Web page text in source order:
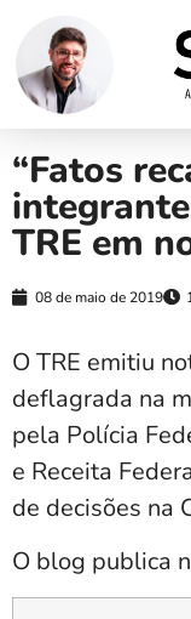
“Fatos
TRE em
08 de maio de 2019
O TRE emitiu
deflagrada na
pela Polícia
e Receita
de decisões na
O blog publica